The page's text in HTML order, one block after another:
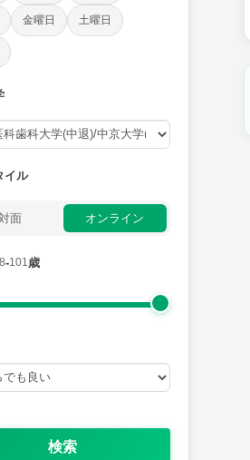
金曜日 土曜日
イル
面 オンライン
-101歳
検索
日